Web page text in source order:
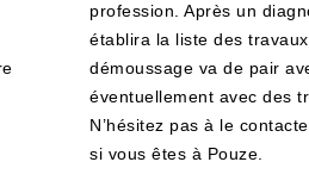
profession. Après un
établira la liste des
démoussage va de pair
éventuellement avec des
N’hésitez pas à le
si vous êtes à Pouze.